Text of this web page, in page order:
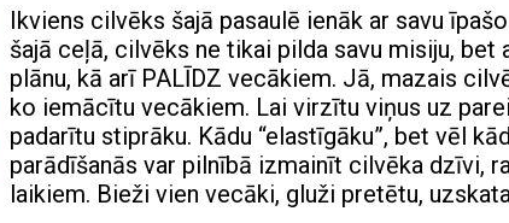
Ikviens cilvēks šajā pasaulē ienāk ar savu
šajā ceļā, cilvēks ne tikai pilda savu misiju, bet
plānu, kā arī PALĪDZ vecākiem. Jā, mazais
ko iemācītu vecākiem. Lai virzītu viņus uz
padarītu stiprāku. Kādu “elastīgāku”, bet vēl
parādīšanās var pilnībā izmainīt cilvēka dzīvi,
laikiem. Bieži vien vecāki, gluži pretētu,